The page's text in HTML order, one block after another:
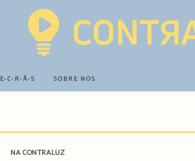
E∙C∙R∙Ã∙S SOBRE NÓS
NA CONTRALUZ